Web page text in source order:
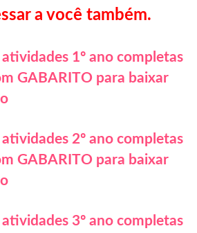
a você também.
1º ano completas
GABARITO para baixar
2º ano completas
GABARITO para baixar
3º ano completas